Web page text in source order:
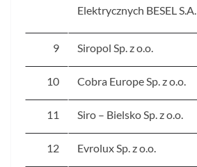
Elektrycznych BESEL S.A.
9 Siropol Sp. z o.o.
10 Cobra Europe Sp. z o.o.
11 Siro – Bielsko Sp. z o.o.
12 Evrolux Sp. z o.o.